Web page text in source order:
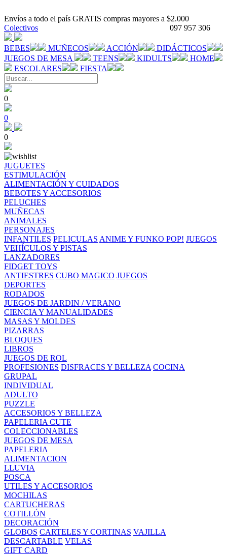
Envíos a todo el país GRATIS compras mayores a $2.000
097 957 306
Colectivos
BEBES MUÑECOS ACCIÓN
DIDÁCTICOS
JUEGOS DE MESA
TEENS KIDULTS
HOME
ESCOLARES
FIESTA
0
0
0
JUGUETES
ESTIMULACIÓN
ALIMENTACIÓN Y CUIDADOS
BEBOTES Y ACCESORIOS
PELUCHES
MUÑECAS
ANIMALES
PERSONAJES
INFANTILES PELICULAS ANIME Y FUNKO POP! JUEGOS
VEHÍCULOS Y PISTAS
LANZADORES
FIDGET TOYS
ANTIESTRES CUBO MAGICO JUEGOS
DEPORTES
RODADOS
JUEGOS DE JARDIN / VERANO
CIENCIA Y MANUALIDADES
MASAS Y MOLDES
PIZARRAS
BLOQUES
LIBROS
JUEGOS DE ROL
PROFESIONES DISFRACES Y BELLEZA COCINA
GRUPAL
INDIVIDUAL
ADULTO
PUZZLE
ACCESORIOS Y BELLEZA
PAPELERIA CUTE
COLECCIONABLES
JUEGOS DE MESA
PAPELERIA
ALIMENTACION
LLUVIA
POSCA
UTILES Y ACCESORIOS
MOCHILAS
CARTUCHERAS
COTILLÓN
DECORACIÓN
GLOBOS CARTELES Y CORTINAS VAJILLA
DESCARTABLE VELAS
GIFT CARD